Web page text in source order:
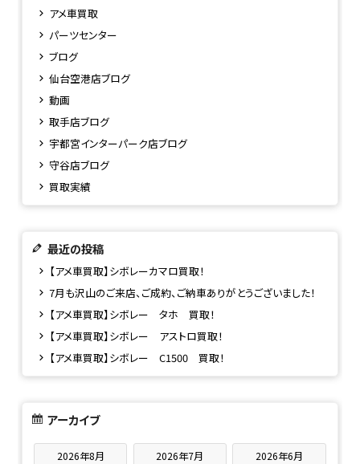
アメ車買取
パーツセンター
ブログ
仙台空港店ブログ
動画
取手店ブログ
宇都宮インターパーク店ブログ
守谷店ブログ
買取実績
最近の投稿
【アメ車買取】シボレーカマロ買取！
7月も沢山のご来店、ご成約、ご納車ありがとうございました！
【アメ車買取】シボレー タホ 買取！
【アメ車買取】シボレー アストロ買取！
【アメ車買取】シボレー C1500 買取！
アーカイブ
2026年8月 2026年7月 2026年6月